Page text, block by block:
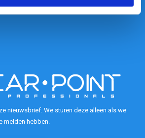
nieuwsbrief. We sturen deze alleen als we
melden hebben.